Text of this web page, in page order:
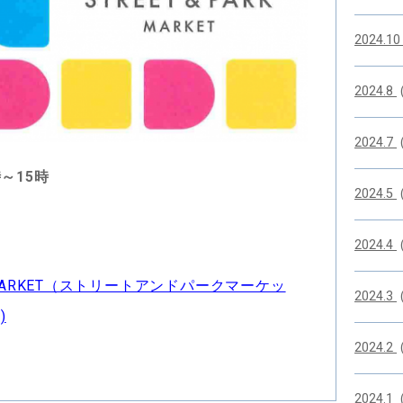
15時
（ストリートアンドパークマーケッ
2024.10
2024.8
2024.7
2024.5
2024.4
2024.3
2024.2
2024.1